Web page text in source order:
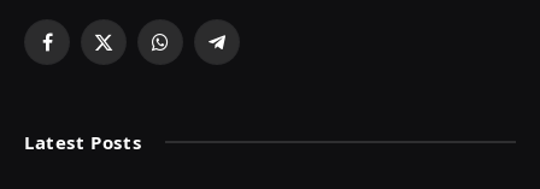
Facebook
X
WhatsAppTelegram
Latest Posts